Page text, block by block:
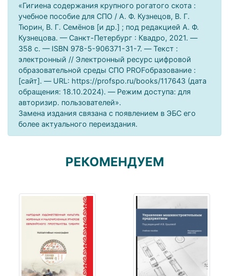
«Гигиена содержания крупного рогатого скота :
учебное пособие для СПО / А. Ф. Кузнецов, В. Г.
Тюрин, В. Г. Семёнов [и др.] ; под редакцией А. Ф.
Кузнецова. — Санкт-Петербург : Квадро, 2021. —
358 c. — ISBN 978-5-906371-31-7. — Текст :
электронный // Электронный ресурс цифровой
образовательной среды СПО PROFобразование :
[сайт]. — URL: https://profspo.ru/books/117643 (дата
обращения: 18.10.2024). — Режим доступа: для
авторизир. пользователей».
Замена издания связана с появлением в ЭБС его
более актуального переиздания.
РЕКОМЕНДУЕМ